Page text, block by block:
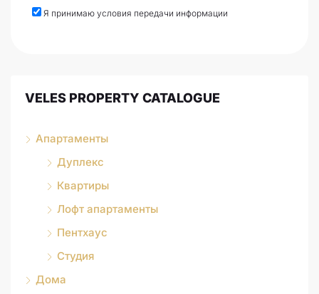
Я принимаю условия передачи информации
VELES PROPERTY CATALOGUE
Апартаменты
Дуплекс
Квартиры
Лофт апартаменты
Пентхаус
Студия
Дома